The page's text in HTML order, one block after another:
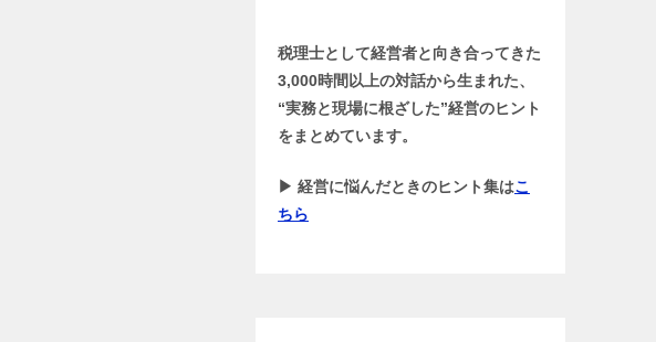
税理士として経営者と向き合ってきた
3,000時間以上の対話から生まれた、
“実務と現場に根ざした”経営のヒント
をまとめています。
▶ 経営に悩んだときのヒント集はこ
ちら